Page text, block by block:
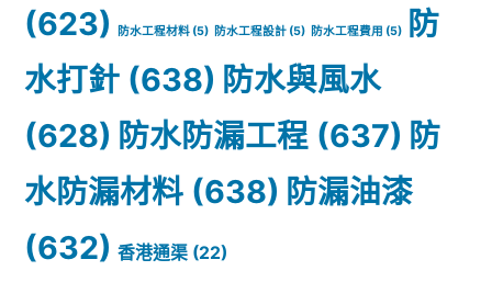
(623)
防水工程材料 (5) 防水工程設計 (5) 防水工程費用 (5)
防
水打針 (638) 防水與風水
(628) 防水防漏工程 (637) 防
水防漏材料 (638) 防漏油漆
(632) 香港通渠 (22)